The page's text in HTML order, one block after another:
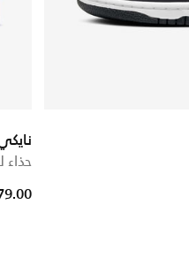
حذاء
from
279.00